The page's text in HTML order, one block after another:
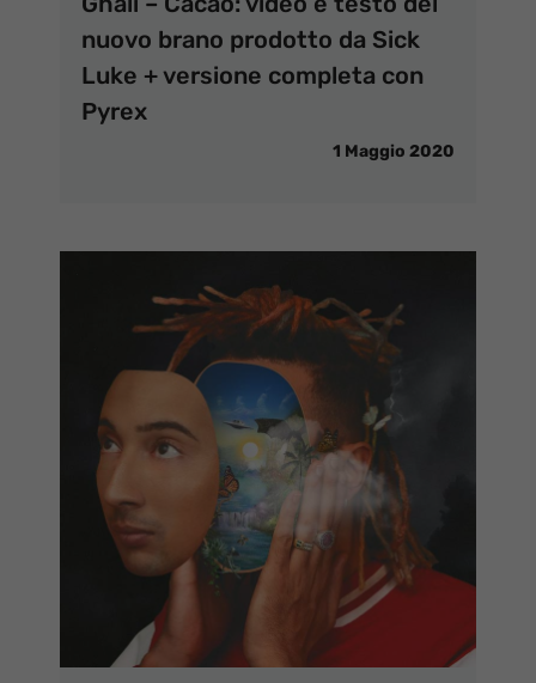
nuovo brano prodotto da Sick
Luke + versione completa con
Pyrex
1 Maggio 2020